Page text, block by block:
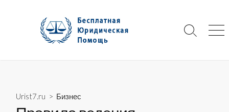
Search
Urist7.ru > Бизнес